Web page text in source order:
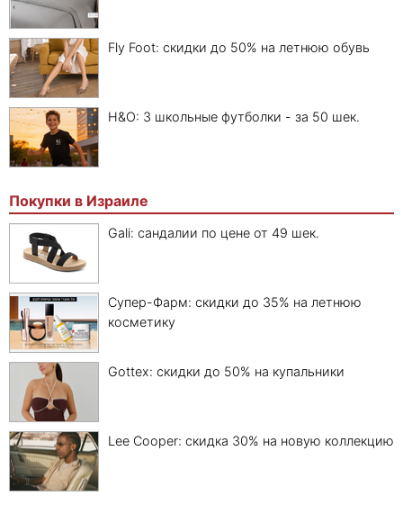
Fly Foot: скидки до 50% на летнюю обувь
H&O: 3 школьные футболки - за 50 шек.
Покупки в Израиле
Gali: сандалии по цене от 49 шек.
Супер-Фарм: скидки до 35% на летнюю
косметику
Gottex: скидки до 50% на купальники
Lee Cooper: скидка 30% на новую коллекцию